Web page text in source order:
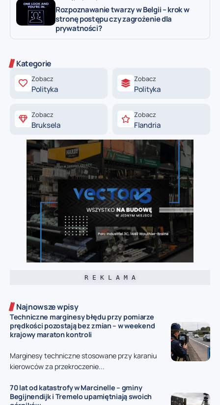
Rozpoznawanie twarzy w Belgii – krok w
stronę postępu czy zagrożenie dla
prywatności?
Kategorie
Zobacz
Polityka
Zobacz
Polityka
Zobacz
Bruksela
Zobacz
Flandria
R E K L A M A
Najnowsze wpisy
Techniczne marginesy błędu przy pomiarze
prędkości pozostają bez zmian – w weekend
krajowy maraton kontroli
Marginesy techniczne stosowane przy karaniu
kierowców za przekroczenie...
70 lat od katastrofy w Marcinelle – gminy
Begijnendijk i Tremelo upamiętniają swoich